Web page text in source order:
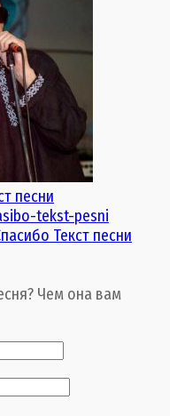
песни
Текст песни
Чем она вам